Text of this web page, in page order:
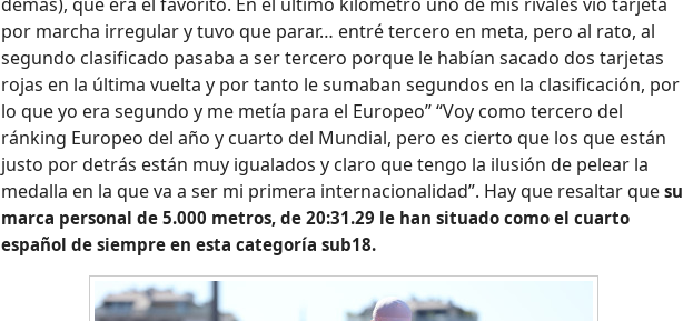
por marcha irregular y tuvo que parar… entré tercero en meta, pero al rato, al
segundo clasificado pasaba a ser tercero porque le habían sacado dos tarjetas
rojas en la última vuelta y por tanto le sumaban segundos en la clasificación, por
lo que yo era segundo y me metía para el Europeo” “Voy como tercero del
ránking Europeo del año y cuarto del Mundial, pero es cierto que los que están
justo por detrás están muy igualados y claro que tengo la ilusión de pelear la
medalla en la que va a ser mi primera internacionalidad”. Hay que resaltar quesu
marca personal de 5.000 metros, de 20:31.29 le han situado como el cuarto
español de siempre en esta categoría sub18.